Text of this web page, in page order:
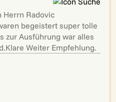
Herrn Radovic
begeistert super tolle
zur Ausführung war alles
Weiter Empfehlung.